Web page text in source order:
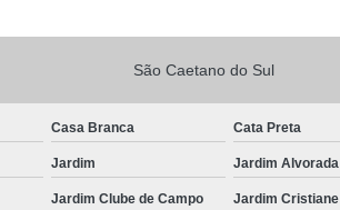
São Caetano do Sul
Casa Branca Cata Preta
Jardim Jardim Alvorada
Jardim Clube de Campo Jardim Cristiane